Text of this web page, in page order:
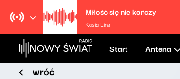
Miłość się nie kończy
Kasia Lins
Start Antena
wróć